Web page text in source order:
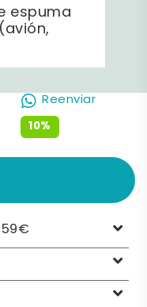
espuma
(avión,
Reenviar
10%